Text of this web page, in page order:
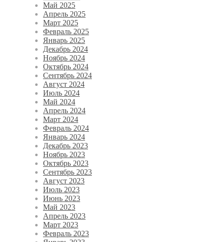
Май 2025
Апрель 2025
Март 2025
Февраль 2025
Январь 2025
Декабрь 2024
Ноябрь 2024
Октябрь 2024
Сентябрь 2024
Август 2024
Июль 2024
Май 2024
Апрель 2024
Март 2024
Февраль 2024
Январь 2024
Декабрь 2023
Ноябрь 2023
Октябрь 2023
Сентябрь 2023
Август 2023
Июль 2023
Июнь 2023
Май 2023
Апрель 2023
Март 2023
Февраль 2023